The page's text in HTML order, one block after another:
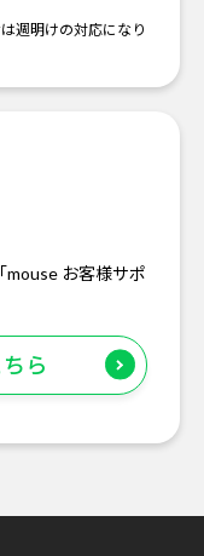
週明けの対応になり
お客様サポ
ら